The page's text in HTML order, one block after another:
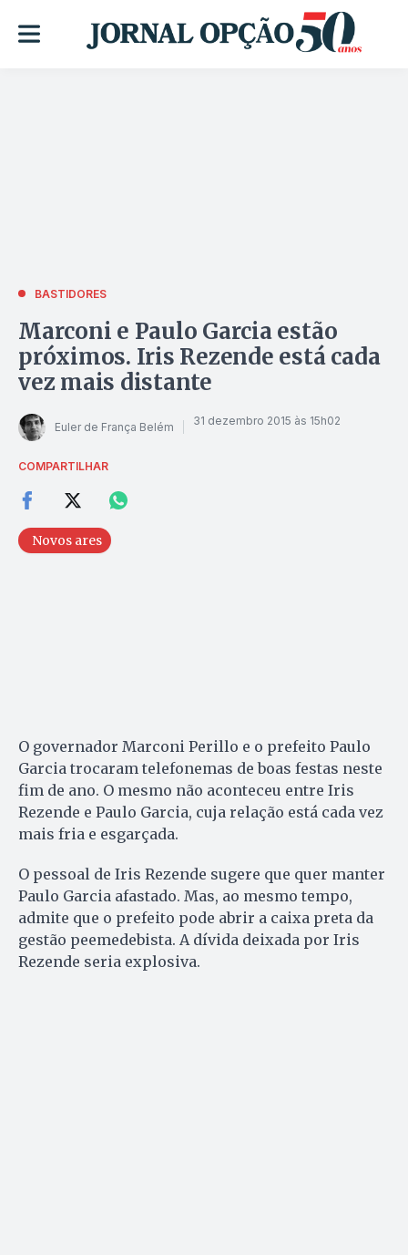
BASTIDORES
Marconi e Paulo Garcia estão
próximos. Iris Rezende está cada
vez mais distante
Euler de França Belém 31 dezembro 2015 às 15h02
COMPARTILHAR
Novos ares
O governador Marconi Perillo e o prefeito Paulo
Garcia trocaram telefonemas de boas festas neste
fim de ano. O mesmo não aconteceu entre Iris
Rezende e Paulo Garcia, cuja relação está cada vez
mais fria e esgarçada.
O pessoal de Iris Rezende sugere que quer manter
Paulo Garcia afastado. Mas, ao mesmo tempo,
admite que o prefeito pode abrir a caixa preta da
gestão peemedebista. A dívida deixada por Iris
Rezende seria explosiva.